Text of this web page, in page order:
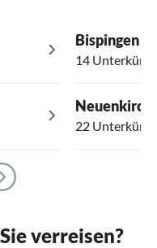
Bispingen
14
22
verreisen?